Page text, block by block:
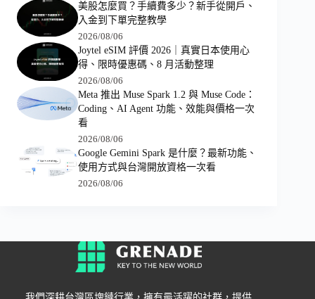
美股怎麼買？手續費多少？新手從開戶、
入金到下單完整教學
2026/08/06
Joytel eSIM 評價 2026｜真實日本使用心
得、限時優惠碼、8 月活動整理
2026/08/06
Meta 推出 Muse Spark 1.2 與 Muse Code：
Coding、AI Agent 功能、效能與價格一次
看
2026/08/06
Google Gemini Spark 是什麼？最新功能、
使用方式與台灣開放資格一次看
2026/08/06